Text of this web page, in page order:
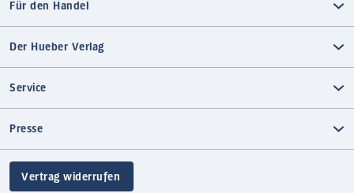
Für den Handel
Der Hueber Verlag
Service
Presse
Vertrag widerrufen